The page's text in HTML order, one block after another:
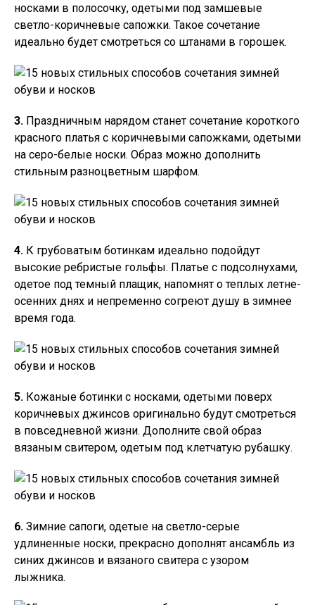
носками в полосочку, одетыми под замшевые
светло-коричневые сапожки. Такое сочетание
идеально будет смотреться со штанами в горошек.
3. Праздничным нарядом станет сочетание короткого
красного платья с коричневыми сапожками, одетыми
на серо-белые носки. Образ можно дополнить
стильным разноцветным шарфом.
4. К грубоватым ботинкам идеально подойдут
высокие ребристые гольфы. Платье с подсолнухами,
одетое под темный плащик, напомнят о теплых летне-
осенних днях и непременно согреют душу в зимнее
время года.
5. Кожаные ботинки с носками, одетыми поверх
коричневых джинсов оригинально будут смотреться
в повседневной жизни. Дополните свой образ
вязаным свитером, одетым под клетчатую рубашку.
6. Зимние сапоги, одетые на светло-серые
удлиненные носки, прекрасно дополнят ансамбль из
синих джинсов и вязаного свитера с узором
лыжника.